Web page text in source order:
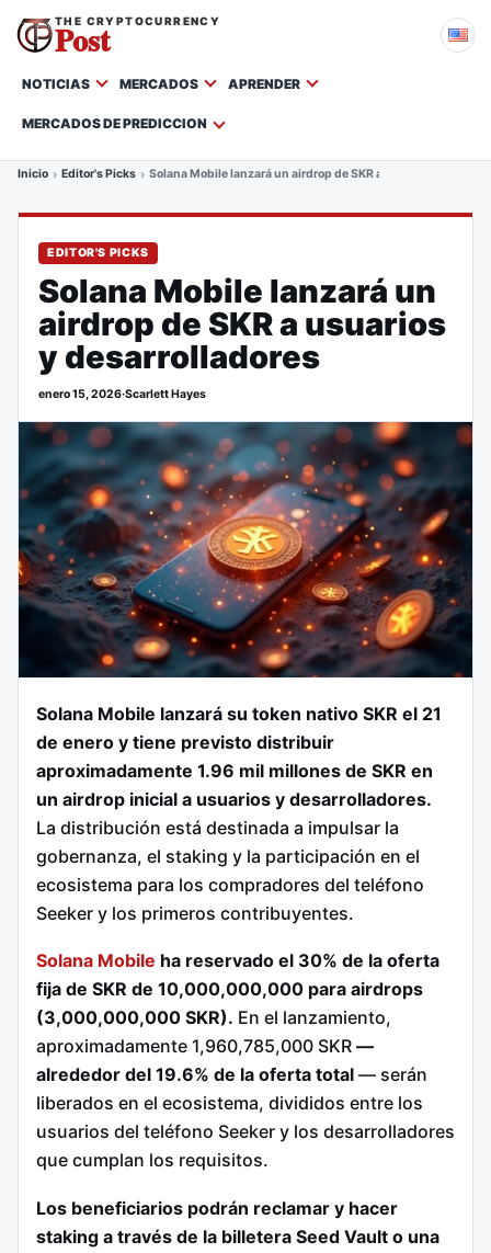
THE CRYPTOCURRENCY
Post
NOTICIAS MERCADOS APRENDER
MERCADOS DE PREDICCION
Inicio Editor's Picks Solana Mobile lanzará un airdrop de SKR a usuarios y
EDITOR'S PICKS
Solana Mobile lanzará un
airdrop de SKR a usuarios
y desarrolladores
enero 15, 2026·Scarlett Hayes
Solana Mobile lanzará su token nativo SKR el 21
de enero y tiene previsto distribuir
aproximadamente 1.96 mil millones de SKR en
un airdrop inicial a usuarios y desarrolladores.
La distribución está destinada a impulsar la
gobernanza, el staking y la participación en el
ecosistema para los compradores del teléfono
Seeker y los primeros contribuyentes.
Solana Mobile ha reservado el 30% de la oferta
fija de SKR de 10,000,000,000 para airdrops
(3,000,000,000 SKR). En el lanzamiento,
aproximadamente 1,960,785,000 SKR —
alrededor del 19.6% de la oferta total — serán
liberados en el ecosistema, divididos entre los
usuarios del teléfono Seeker y los desarrolladores
que cumplan los requisitos.
Los beneficiarios podrán reclamar y hacer
staking a través de la billetera Seed Vault o una